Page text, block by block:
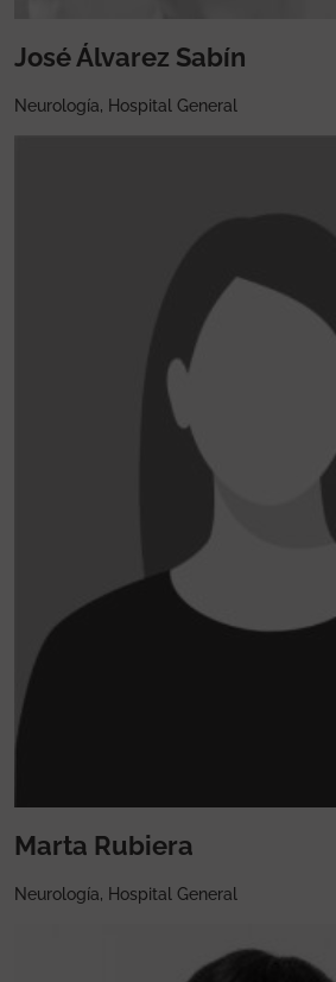
José Álvarez Sabín
Neurología, Hospital General
Marta Rubiera
Neurología, Hospital General